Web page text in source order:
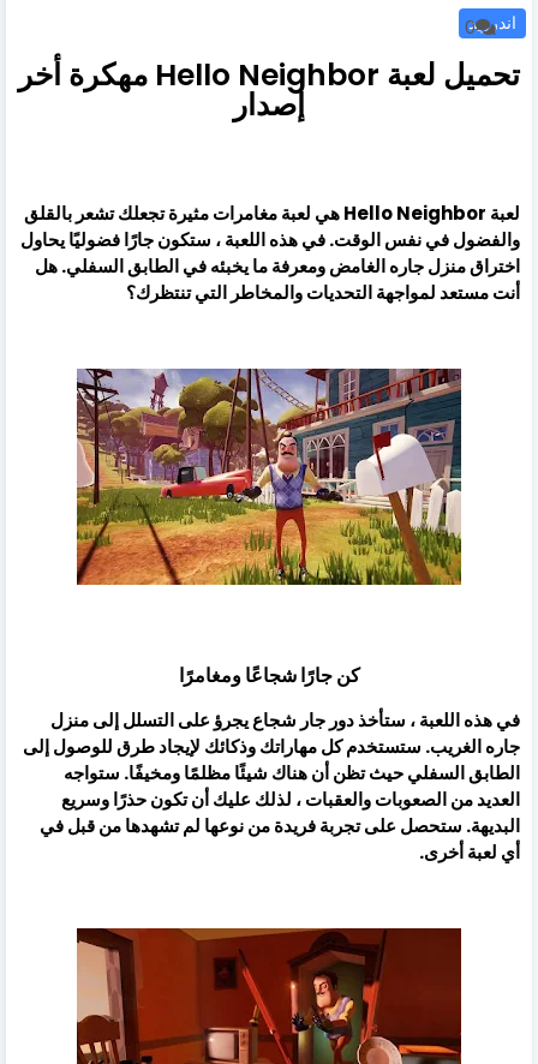
اندرويد0
تحميل لعبة Hello Neighbor مهكرة أخر
إصدار
لعبة Hello Neighbor هي لعبة مغامرات مثيرة تجعلك تشعر بالقلق
والفضول في نفس الوقت. في هذه اللعبة ، ستكون جارًا فضوليًا يحاول
اختراق منزل جاره الغامض ومعرفة ما يخبئه في الطابق السفلي. هل
أنت مستعد لمواجهة التحديات والمخاطر التي تنتظرك؟
كن جارًا شجاعًا ومغامرًا
في هذه اللعبة ، ستأخذ دور جار شجاع يجرؤ على التسلل إلى منزل
جاره الغريب. ستستخدم كل مهاراتك وذكائك لإيجاد طرق للوصول إلى
الطابق السفلي حيث تظن أن هناك شيئًا مظلمًا ومخيفًا. ستواجه
العديد من الصعوبات والعقبات ، لذلك عليك أن تكون حذرًا وسريع
البديهة. ستحصل على تجربة فريدة من نوعها لم تشهدها من قبل في
أي لعبة أخرى.